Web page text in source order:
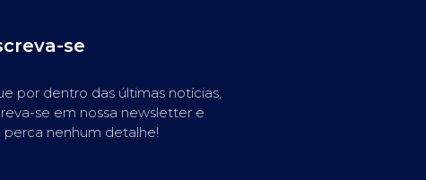
se
por dentro das últimas notícias,
se em nossa newsletter e
perca nenhum detalhe!